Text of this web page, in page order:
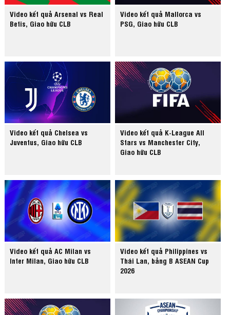
Video kết quả Arsenal vs Real
Betis, Giao hữu CLB
Video kết quả Mallorca vs
PSG, Giao hữu CLB
Video kết quả Chelsea vs
Juventus, Giao hữu CLB
Video kết quả K-League All
Stars vs Manchester City,
Giao hữu CLB
Video kết quả AC Milan vs
Inter Milan, Giao hữu CLB
Video kết quả Philippines vs
Thái Lan, bảng B ASEAN Cup
2026